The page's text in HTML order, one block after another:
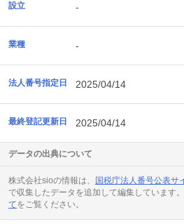
設立 -
業種 -
法人番号指定日 2025/04/14
最終登記更新日 2025/04/14
データの出典について
株式会社sioの情報は、 国税庁法人番号公表サ
で収集したデータを追加して編集しています。
てをご覧ください。